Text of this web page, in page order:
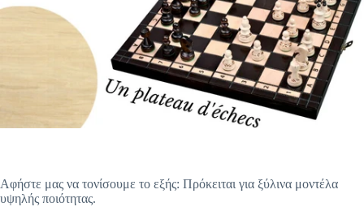
Αφήστε μας να τονίσουμε το εξής: Πρόκειται για ξύλινα μοντέλα
υψηλής ποιότητας.